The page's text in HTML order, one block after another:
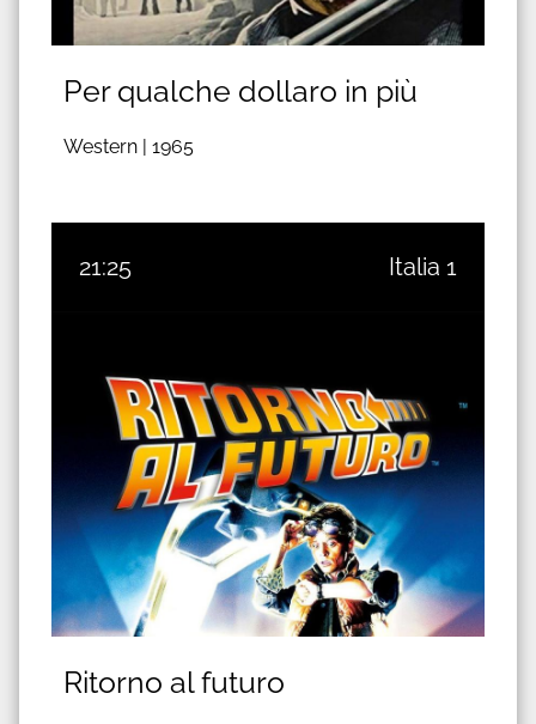
Per qualche dollaro in più
Western | 1965
21:25 Italia 1
Ritorno al futuro